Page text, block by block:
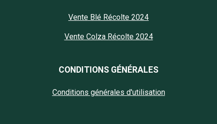
Vente Blé Récolte 2024
Vente Colza Récolte 2024
CONDITIONS GÉNÉRALES
Conditions générales d'utilisation